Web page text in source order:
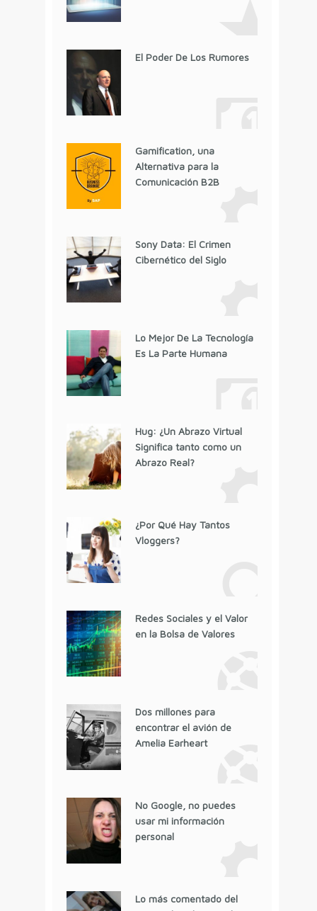
El Poder De Los Rumores
Gamification, una
Alternativa para la
Comunicación B2B
Sony Data: El Crimen
Cibernético del Siglo
Lo Mejor De La Tecnología
Es La Parte Humana
Hug: ¿Un Abrazo Virtual
Significa tanto como un
Abrazo Real?
¿Por Qué Hay Tantos
Vloggers?
Redes Sociales y el Valor
en la Bolsa de Valores
Dos millones para
encontrar el avión de
Amelia Earheart
No Google, no puedes
usar mi información
personal
Lo más comentado del